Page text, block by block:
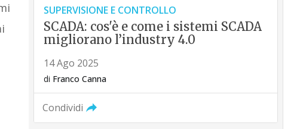
SUPERVISIONE E CONTROLLO
SCADA: cos'è e come i sistemi SCADA
migliorano l’industry 4.0
14 Ago 2025
di Franco Canna
Condividi